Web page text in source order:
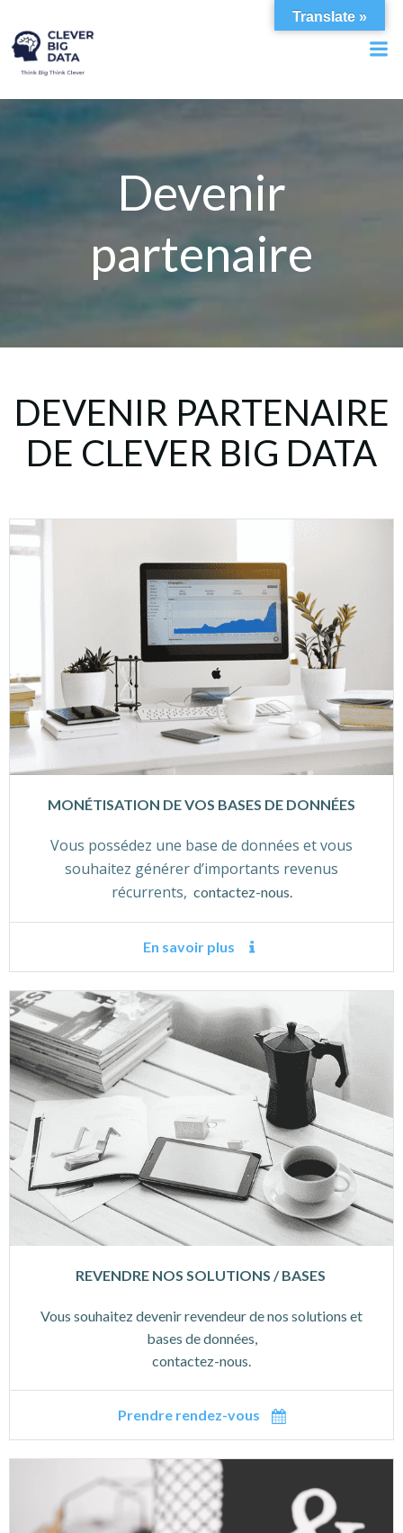
Devenir
partenaire
DEVENIR PARTENAIRE
DE CLEVER BIG DATA
MONÉTISATION DE VOS BASES DE DONNÉES
Vous possédez une base de données et vous
souhaitez générer d’importants revenus
récurrents, contactez-nous.
En savoir plus
REVENDRE NOS SOLUTIONS / BASES
Vous souhaitez devenir revendeur de nos solutions et
bases de données,
contactez-nous.
Prendre rendez-vous
Translate »